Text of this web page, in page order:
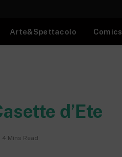
Arte&Spettacolo Comics
d’Ete
4 Mins Read